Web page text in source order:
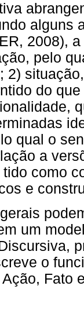
alguns
2008),
pelo
2)
do
qual o
a
como
e
um
o
Fato